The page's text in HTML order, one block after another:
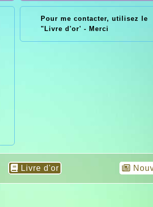
va
la
la
en
la
pour
Vélo : 2
Pour me contacter, utilisez le
"Livre d'or' - Merci
Livre d'or